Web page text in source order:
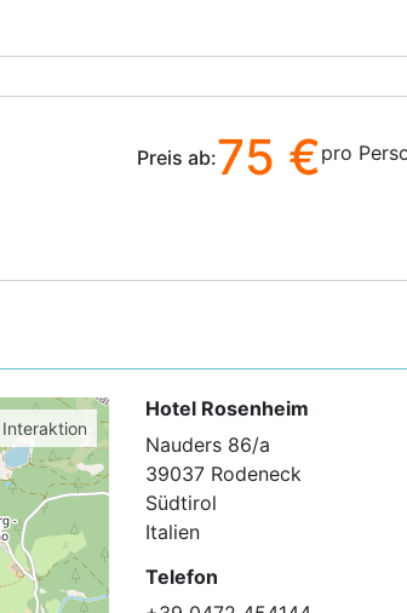
Preis ab:75 €pro
Hotel Rosenheim
Nauders 86/a
39037 Rodeneck
Südtirol
Italien
Telefon